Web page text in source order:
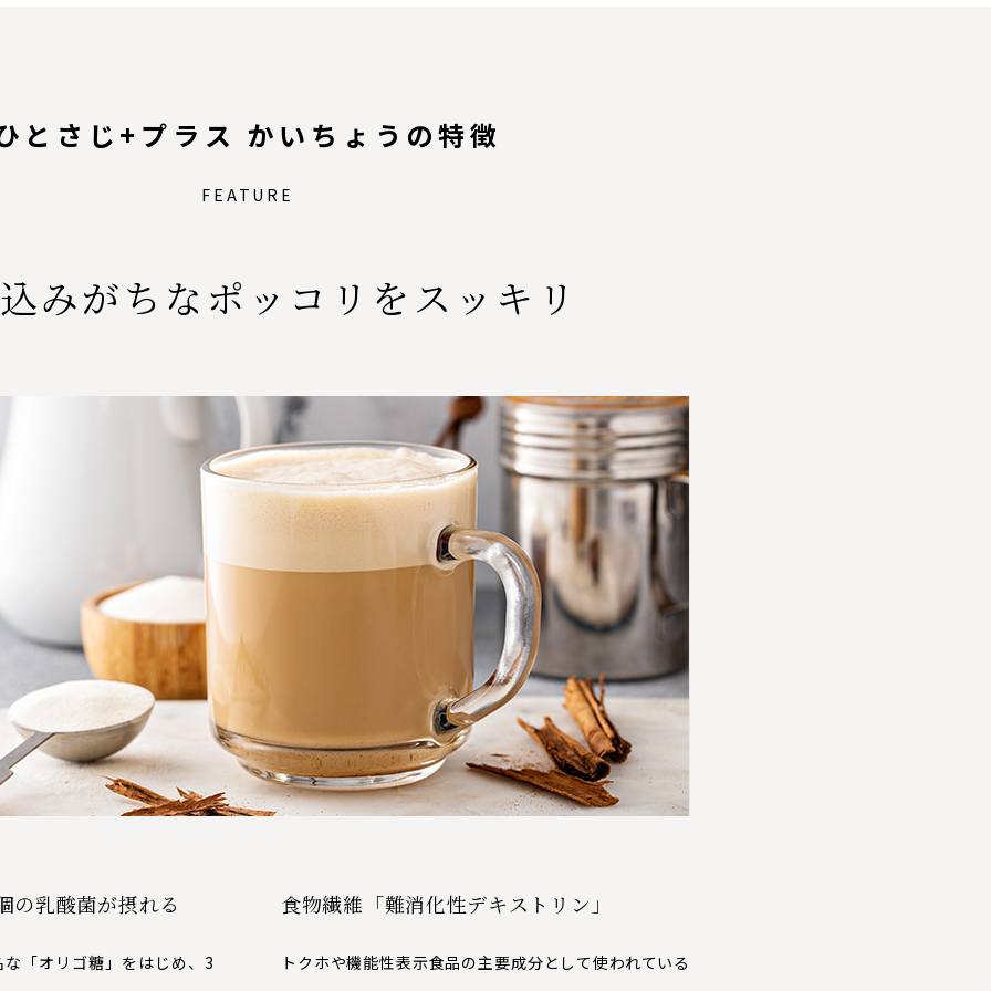
とさじ+プラス かいちょうの特徴
FEATURE
みがちなポッコリを スッキリ
の乳酸菌が摂れる
「オリゴ糖」をはじめ、3
食物繊維「難消化性デキストリン」
トクホや機能性表示食品の主要成分として使われている